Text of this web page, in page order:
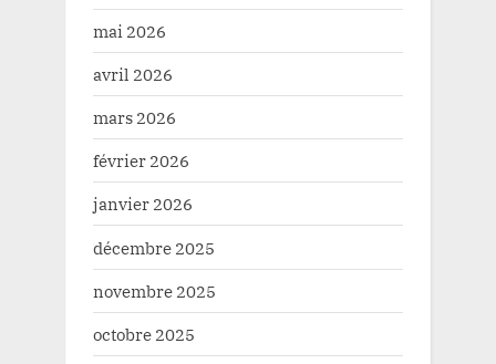
mai 2026
avril 2026
mars 2026
février 2026
janvier 2026
décembre 2025
novembre 2025
octobre 2025